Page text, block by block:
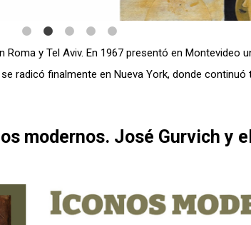
y Tel Aviv. En 1967 presentó en Montevideo
radicó finalmente en Nueva York, donde
modernos. José Gurvich y